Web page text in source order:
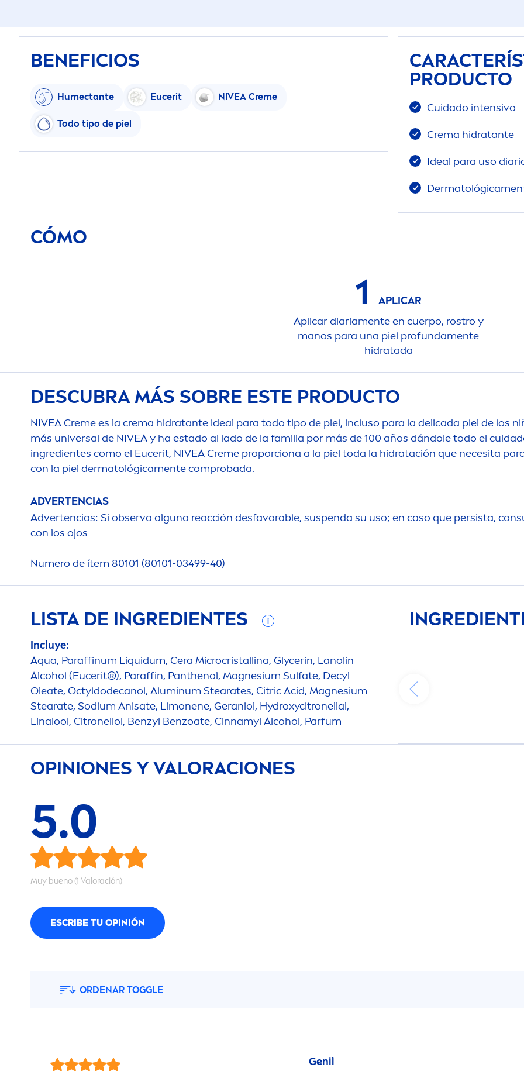
BENEFICIOS
Humectante Eucerit NIVEA Creme
Todo tipo de piel
PRODUCTO
Cuidado intensivo
Crema hidratante
Ideal para uso
Dermatológicamen
CÓMO
1
APLICAR
Aplicar diariamente en cuerpo, rostro y
manos para una piel profundamente
hidratada
DESCUBRA MÁS SOBRE ESTE PRODUCTO
NIVEA Cremees la crema hidratante ideal para todo tipo de piel, incluso para la delicada piel de los
más universal de NIVEAy ha estado al lado de la familia por más de 100 años dándole todo el
ingredientes como el Eucerit, NIVEA Creme proporciona a la piel toda la hidratación que necesita
con la piel dermatológicamente comprobada.
ADVERTENCIAS
Advertencias: Si observa alguna reacción desfavorable, suspenda su uso; en caso que persista,
con los ojos
Numero de ítem 80101 (80101-03499-40)
LISTA DE INGREDIENTES
Incluye:
Aqua, Paraffinum Liquidum, Cera Microcristallina, Glycerin, Lanolin
Alcohol (Eucerit®), Paraffin, Panthenol, Magnesium Sulfate, Decyl
Oleate, Octyldodecanol, Aluminum Stearates, Citric Acid, Magnesium
Stearate, Sodium Anisate, Limonene, Geraniol, Hydroxycitronellal,
Linalool, Citronellol, Benzyl Benzoate, Cinnamyl Alcohol, Parfum
OPINIONES Y VALORACIONES
5.0
Muy bueno (1 Valoración)
ESCRIBE TU OPINIÓN
ORDENAR TOGGLE
Genil